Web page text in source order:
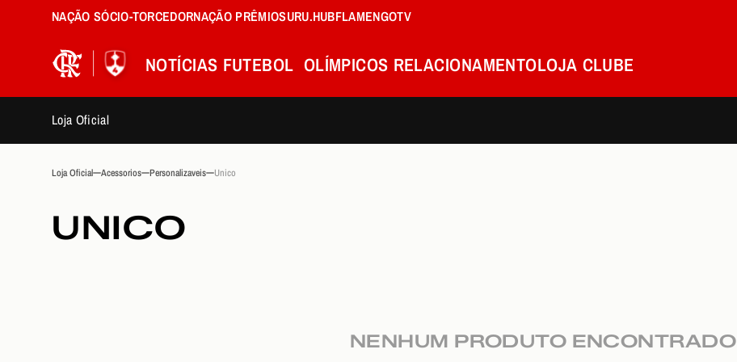
NAÇÃO SÓCIO-TORCEDORNAÇÃO PRÊMIOSURU.HUBFLAMENGOTV
NOTÍCIAS FUTEBOL OLÍMPICOS RELACIONAMENTOLOJA CLUBE
Loja Oficial
Loja Oficial Acessorios Personalizaveis Unico
UNICO
NENHUM PRODUTO ENCONTRADO